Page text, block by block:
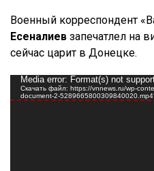
Военный корреспондент
Есеналиев запечатлел на
сейчас царит в Донецке.
Видеоплеер
Media error: Format(s) not
Скачать файл: https://vnnews.ru/wp-
document-2-